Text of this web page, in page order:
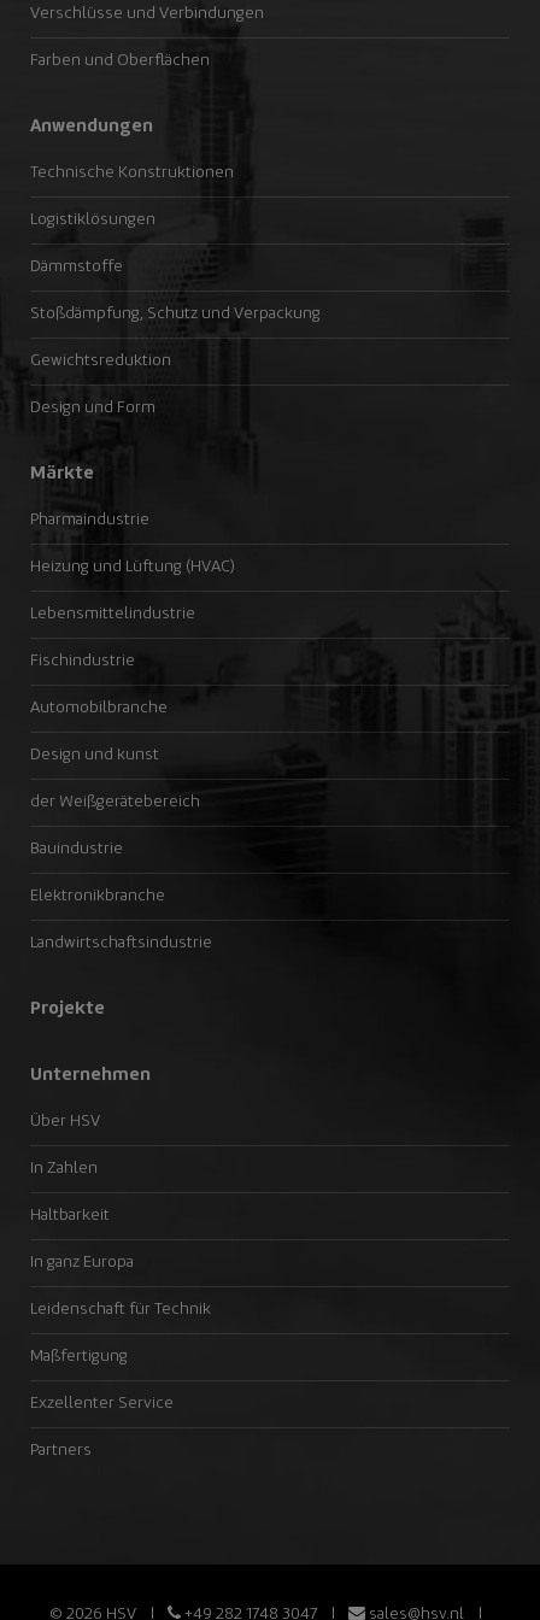
Verschlüsse und Verbindungen
Farben und Oberflächen
Anwendungen
Technische Konstruktionen
Logistiklösungen
Dämmstoffe
Stoßdämpfung, Schutz und Verpackung
Gewichtsreduktion
Design und Form
Märkte
Pharmaindustrie
Heizung und Lüftung (HVAC)
Lebensmittelindustrie
Fischindustrie
Automobilbranche
Design und kunst
der Weißgerätebereich
Bauindustrie
Elektronikbranche
Landwirtschaftsindustrie
Projekte
Unternehmen
Über HSV
In Zahlen
Haltbarkeit
In ganz Europa
Leidenschaft für Technik
Maßfertigung
Exzellenter Service
Partners
© 2026 HSV +49 282 1748 3047
sales@hsv.nl